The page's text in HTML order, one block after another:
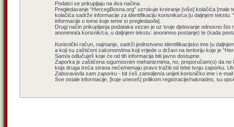
Podatci se prikupljaju na dva načina.
Pregledavanje “HercegBosna.org” uzrokuje kreiranje [više] kolačića
kolačića sadrže informacije za identifikaciju korisnika/ca [u daljnjem
informacije o tome koje teme si pregledao/la].
Drugi način prikupljanja podataka vezan je uz tvoje djelovanje odnosno
anonimni/a korisnik/ca, u daljnjem tekstu: anonimno postanje) te (kada
Korisnički račun, najmanje, sadrži jedinstveno identifikacijsko ime [u
a koji su zaštićeni zakonom/ima koji vrijede u državi na teritoriju koje je
Sam/a odlučuješ koje će od tih informacija biti javno dostupne.
Zaporka je zaštićena sigurnosnim mehanizmima, no, preporučam(o) da
koja druga treća strana neće/nemaju pravo tražiti od tebe tvoju zaporku.
Zaboravio/la sam zaporku - bit ćeš zamoljen/a unijeti korisničko ime i e-
Sve ostale informacije, [koje uneseš] prilikom registracije/naknadno, su